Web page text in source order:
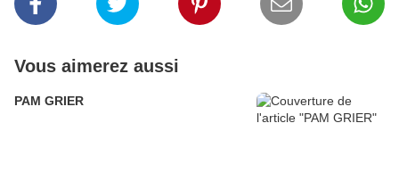
Vous aimerez aussi
PAM GRIER